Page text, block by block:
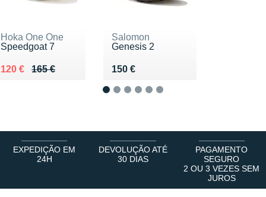
Hoka One One
Speedgoat 7
165 €
Au lieu de 165 €
120 €
Vendu 120 €
Salomon
Genesis 2
150 €
Vendu 150 €
EXPEDIÇÃO EM
24H
DEVOLUÇÃO ATÉ
30 DIAS
PAGAMENTO
SEGURO
2 OU 3 VEZES SEM
JUROS